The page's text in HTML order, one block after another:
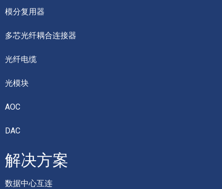
模分复用器
多芯光纤耦合连接器
光纤电缆
光模块
AOC
DAC
解决方案
数据中心互连